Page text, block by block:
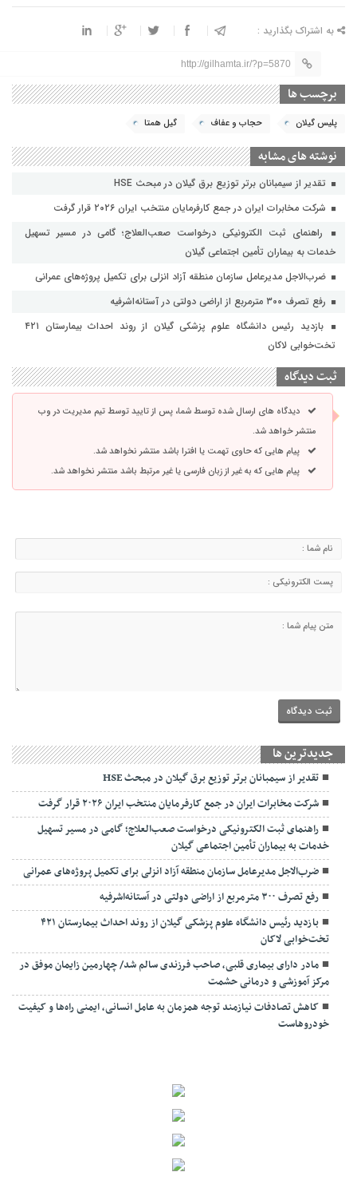
به اشتراک بگذارید :
http://gilhamta.ir/?p=5870
برچسب ها
پلیس گیلان حجاب و عفاف گیل همتا
نوشته های مشابه
تقدیر از سیمبانان برتر توزیع برق گیلان در مبحث HSE
شرکت مخابرات ایران در جمع کارفرمایان منتخب ایران ۲۰۲۶ قرار گرفت
راهنمای ثبت الکترونیکی درخواست صعب‌العلاج؛ گامی در مسیر تسهیل
خدمات به بیماران تأمین اجتماعی گیلان
ضرب‌الاجل مدیرعامل سازمان منطقه آزاد انزلی برای تکمیل پروژه‌های عمرانی
رفع تصرف ۳۰۰ مترمربع از اراضی دولتی در آستانه‌اشرفیه
بازدید رئیس دانشگاه علوم پزشکی گیلان از روند احداث بیمارستان ۴۲۱
تخت‌خوابی لاکان
ثبت دیدگاه
دیدگاه های ارسال شده توسط شما، پس از تایید توسط تیم مدیریت در وب
منتشر خواهد شد.
پیام هایی که حاوی تهمت یا افترا باشد منتشر نخواهد شد.
پیام هایی که به غیر از زبان فارسی یا غیر مرتبط باشد منتشر نخواهد شد.
جديدترين ها
تقدیر از سیمبانان برتر توزیع برق گیلان در مبحث HSE
شرکت مخابرات ایران در جمع کارفرمایان منتخب ایران ۲۰۲۶ قرار گرفت
راهنمای ثبت الکترونیکی درخواست صعب‌العلاج؛ گامی در مسیر تسهیل
خدمات به بیماران تأمین اجتماعی گیلان
ضرب‌الاجل مدیرعامل سازمان منطقه آزاد انزلی برای تکمیل پروژه‌های عمرانی
رفع تصرف ۳۰۰ مترمربع از اراضی دولتی در آستانه‌اشرفیه
بازدید رئیس دانشگاه علوم پزشکی گیلان از روند احداث بیمارستان ۴۲۱
تخت‌خوابی لاکان
مادر دارای بیماری قلبی، صاحب فرزندی سالم شد/ چهارمین زایمان موفق در
مرکز آموزشی و درمانی حشمت
کاهش تصادفات نیازمند توجه همزمان به عامل انسانی، ایمنی راه‌ها و کیفیت
خودروهاست